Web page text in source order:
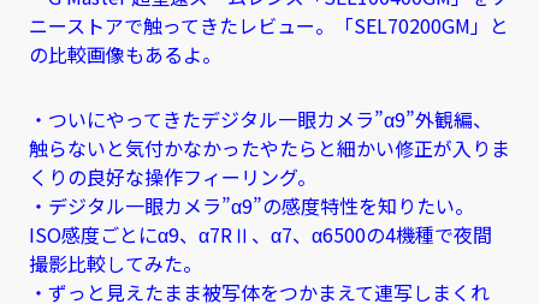
ニーストアで触ってきたレビュー。「SEL70200GM」と
の比較画像もあるよ。
・ついにやってきたデジタル一眼カメラ”α9”外観編、
触らないと気付かなかったやたらと細かい修正が入りま
くりの良好な操作フィーリング。
・デジタル一眼カメラ”α9”の感度特性を知りたい。
ISO感度ごとにα9、α7RⅡ、α7、α6500の4機種で夜間
撮影比較してみた。
・ずっと見えたまま被写体をつかまえて連写しまくれ